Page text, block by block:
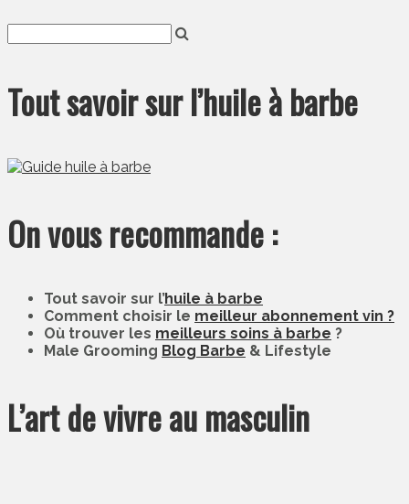
Tout savoir sur l’huile à barbe
On vous recommande :
Tout savoir sur l’huile à barbe
Comment choisir le meilleur abonnement vin ?
Où trouver les meilleurs soins à barbe ?
Male Grooming Blog Barbe & Lifestyle
L’art de vivre au masculin